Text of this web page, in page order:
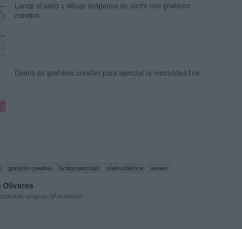
Lanza el dado y dibuja imágenes de otoño con grafismo
creativo
Dados de grafismo creativo para ejercitar la motricidad fina
grafismo creativo Grafomotricidad motricidad fina verano
Olivares
ninguna información.